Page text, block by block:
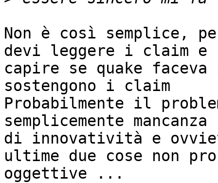
Non è così semplice,
devi leggere i claim e
capire se quake
sostengono i claim
Probabilmente il
semplicemente mancanza
di innovatività e
ultime due cose non
oggettive ...